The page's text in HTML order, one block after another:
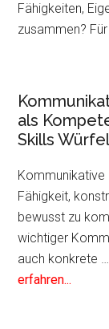
Fähigkeiten,
zusammen?
als
Skills
Fähigkeit,
bewusst zu
wichtiger
auch konkrete …
erfahren...